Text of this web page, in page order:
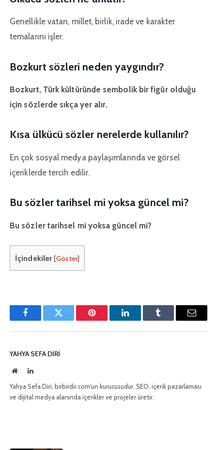
Genellikle vatan, millet, birlik, irade ve karakter
temalarını işler.
Bozkurt sözleri neden yaygındır?
Bozkurt, Türk kültüründe sembolik bir figür olduğu
için sözlerde sıkça yer alır.
Kısa ülkücü sözler nerelerde kullanılır?
En çok sosyal medya paylaşımlarında ve görsel
içeriklerde tercih edilir.
Bu sözler tarihsel mi yoksa güncel mi?
Bu sözler tarihsel mi yoksa güncel mi?
İçindekiler [Göster]
FacebookTwitter Pinterest'inLinkedInTumblr
E-
YAHYA SEFA DIRI
İnternetLinkedIn
Yahya Sefa Diri, birbirdir.com'un kurucusudur. SEO, içerik pazarlaması
ve dijital medya alanında içerikler ve projeler üretir.